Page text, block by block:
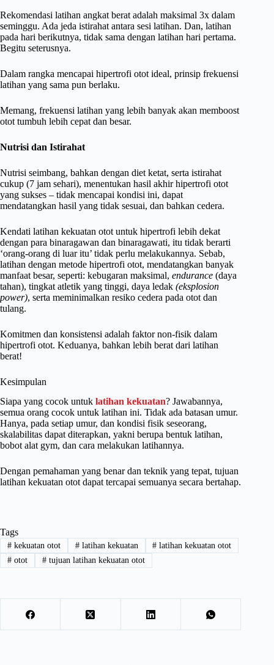
Rekomendasi latihan angkat berat adalah maksimal 3x dalam
seminggu. Ada jeda istirahat antara sesi latihan. Dan, latihan
pada hari berikutnya, tidak sama dengan latihan hari pertama.
Begitu seterusnya.
Dalam rangka mencapai hipertrofi otot ideal, prinsip frekuensi
latihan yang sama pun berlaku.
Memang, frekuensi latihan yang lebih banyak akan memboost
otot tumbuh lebih cepat dan besar.
Nutrisi dan Istirahat
Nutrisi seimbang, bahkan dengan diet ketat, serta istirahat
cukup (7 jam sehari), menentukan hasil akhir hipertrofi otot
yang sukses – tidak mencapai kondisi ini, dapat
mendatangkan hasil yang tidak sesuai, dan bahkan cedera.
Kendati latihan kekuatan otot untuk hipertrofi lebih dekat
dengan para binaragawan dan binaragawati, itu tidak berarti
‘orang-orang di luar itu’ tidak perlu melakukannya. Sebab,
latihan dengan metode hipertrofi otot, mendatangkan banyak
manfaat besar, seperti: kebugaran maksimal, endurance (daya
tahan), tingkat atletik yang tinggi, daya ledak (eksplosion
power), serta meminimalkan resiko cedera pada otot dan
tulang.
Komitmen dan konsistensi adalah faktor non-fisik dalam
hipertrofi otot. Keduanya, bahkan lebih berat dari latihan
berat!
Kesimpulan
Siapa yang cocok untuk latihan kekuatan? Jawabannya,
semua orang cocok untuk latihan ini. Tidak ada batasan umur.
Hanya, pada setiap umur, dan kondisi fisik seseorang,
skalabilitas dapat diterapkan, yakni berupa bentuk latihan,
bobot alat gym, dan cara melakukan latihannya.
Dengan pemahaman yang benar dan teknik yang tepat, tujuan
latihan kekuatan otot dapat tercapai semuanya secara bertahap.
Tags
#kekuatan otot #latihan kekuatan # latihan kekuatan otot
#otot #tujuan latihan kekuatan otot